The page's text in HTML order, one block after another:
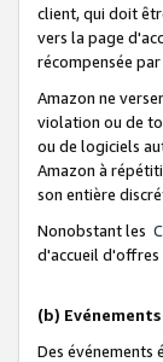
client, qui doit
vers la page
récompensée
Amazon ne
violation ou de
ou de logiciels
Amazon à
son entière
Nonobstant les
d'accueil d'offres
(b)
Des événements